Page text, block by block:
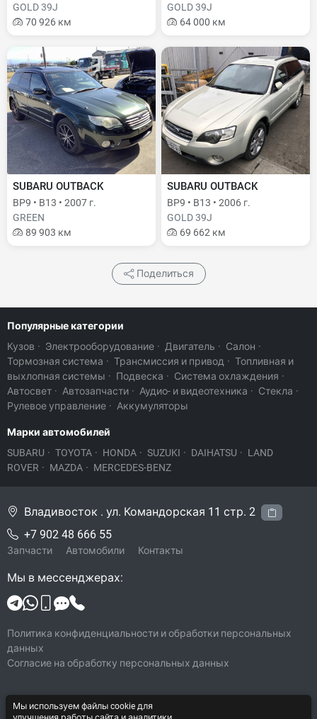
GOLD 39J
70 926 км
GOLD 39J
64 000 км
SUBARU OUTBACK
BP9 • B13 • 2007 г.
GREEN
89 903 км
SUBARU OUTBACK
BP9 • B13 • 2006 г.
GOLD 39J
69 662 км
Поделиться
Популярные категории
Кузов · Электрооборудование · Двигатель · Салон ·
Тормозная система · Трансмиссия и привод · Топливная и
выхлопная системы · Подвеска · Система охлаждения ·
Автосвет · Автозапчасти · Аудио- и видеотехника · Стекла ·
Рулевое управление · Аккумуляторы
Марки автомобилей
SUBARU · TOYOTA · HONDA · SUZUKI · DAIHATSU · LAND
ROVER · MAZDA · MERCEDES-BENZ
© 2026 Legacy-VL
Владивосток . ул. Командорская 11 стр. 2
+7 902 48 666 55
Запчасти Автомобили Контакты
Мы в мессенджерах:
Политика конфиденциальности и обработки персональных
данных
Согласие на обработку персональных данных
Мы используем файлы cookie для